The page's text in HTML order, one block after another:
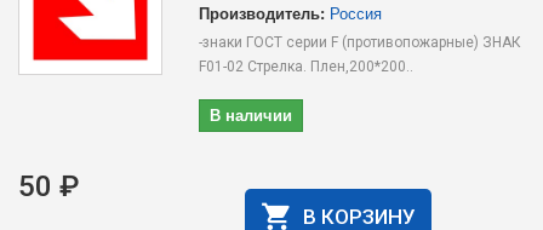
Производитель: Россия
-знаки ГОСТ серии F (противопожарные) ЗНАК
F01-02 Cтрелка. Плен,200*200..
В наличии
50 ₽
В КОРЗИНУ